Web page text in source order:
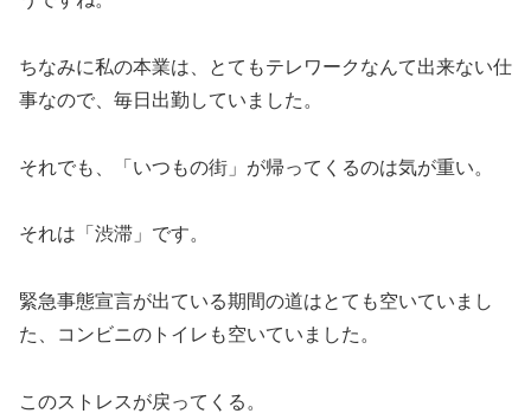
ちなみに私の本業は、とてもテレワークなんて出来ない仕
事なので、毎日出勤していました。
それでも、「いつもの街」が帰ってくるのは気が重い。
それは「渋滞」です。
緊急事態宣言が出ている期間の道はとても空いていまし
た、コンビニのトイレも空いていました。
このストレスが戻ってくる。